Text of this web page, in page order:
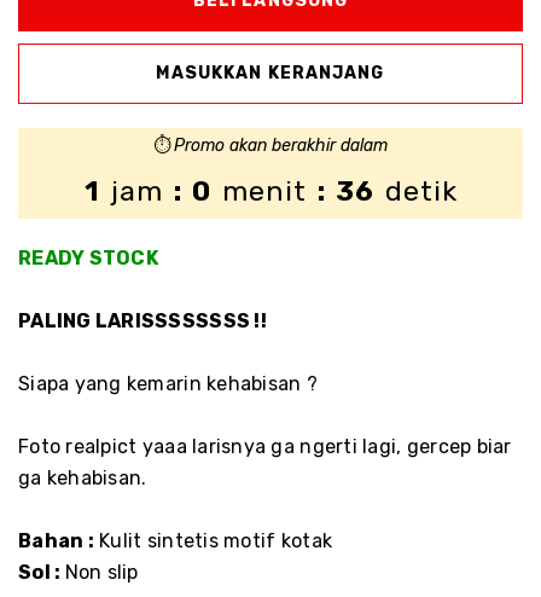
⏱️Promo akan berakhir dalam
1 jam : 0 menit : 35 detik
READY STOCK
PALING LARISSSSSSSS !!
Siapa yang kemarin kehabisan ?
Foto realpict yaaa larisnya ga ngerti lagi, gercep biar
ga kehabisan.
Bahan : Kulit sintetis motif kotak
Sol : Non slip